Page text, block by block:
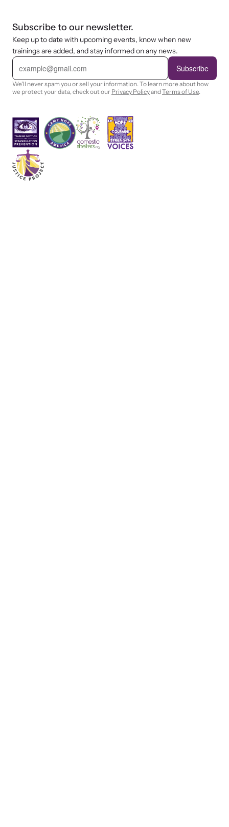
Subscribe to our newsletter.
Keep up to date with upcoming events, know when new
trainings are added, and stay informed on any news.
E
a
i
l
Subscribe
We'll never spam you or sell your information. To learn more about how
we protect your data, check out our Privacy PolicyandTerms of Use.